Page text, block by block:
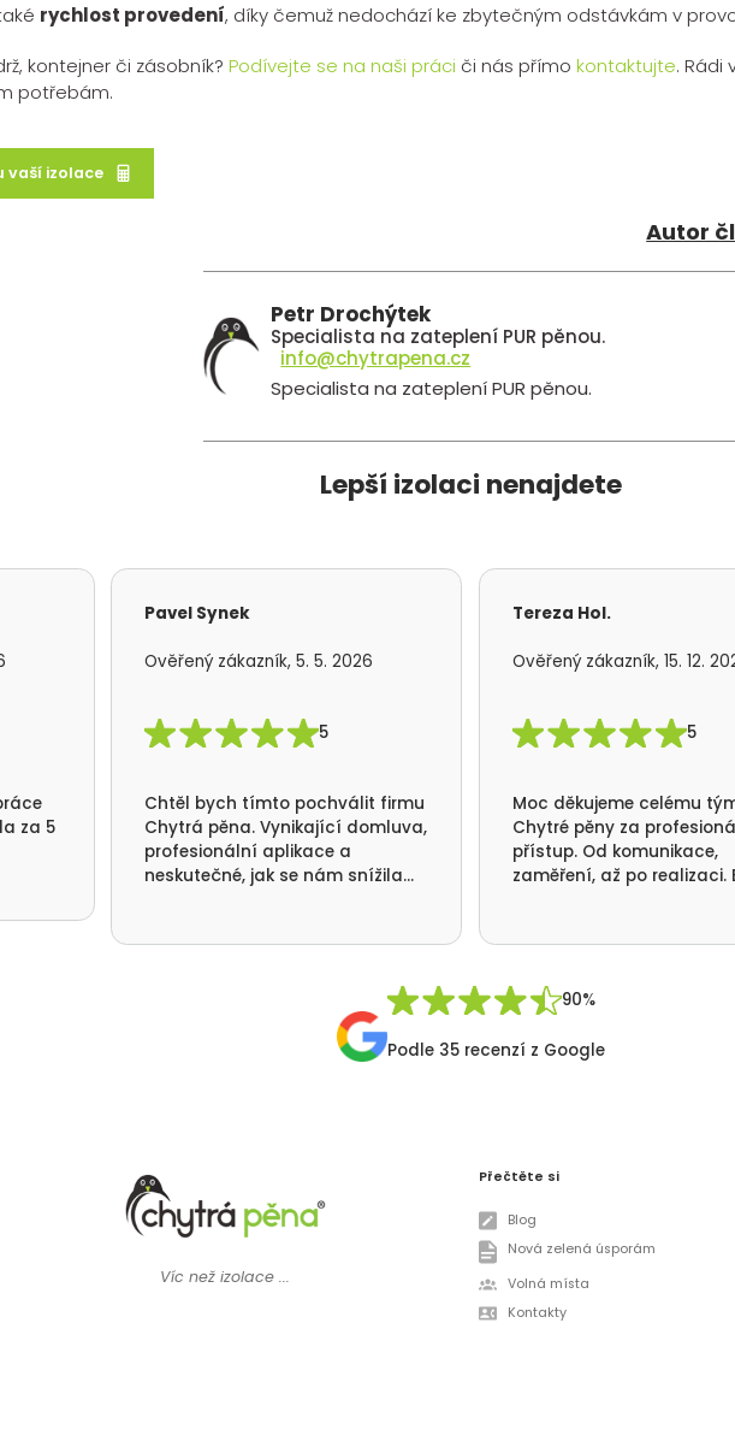
rychlost provedení, díky čemuž nedochází ke zbytečným odstávkám v
kontejner či zásobník? Podívejte se na naši práci či nás přímo kontaktujte.
potřebám.
vaší izolace
Autor
Petr Drochýtek
Specialista na zateplení PUR pěnou.
info@chytrapena.cz
Specialista na zateplení PUR pěnou.
Lepší izolaci nenajdete
5
Pavel Synek
Ověřený zákazník, 5. 5. 2026
5
Chtěl bych tímto pochválit firmu
Chytrá pěna. Vynikající domluva,
profesionální aplikace a
neskutečné, jak se nám snížila
děkujeme za realizaci a přátelský
Tereza Hol.
Ověřený zákazník, 15. 12.
5
Moc děkujeme celému
Chytré pěny za
přístup. Od komunikace,
zaměření, až po realizaci.
90%
Podle 35 recenzí z Google
Víc než izolace ...
Přečtěte si
Blog
Nová zelená úsporám
Volná místa
Kontakty